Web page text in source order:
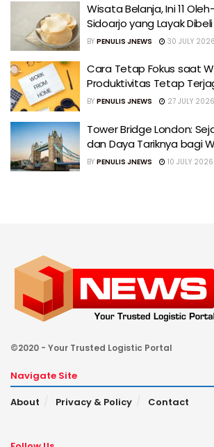
Wisata Belanja, Ini 11
Sidoarjo yang Layak Dibeli
BY PENULIS JNEWS 30 JULY 2026
Cara Tetap Fokus saat
Produktivitas Tetap
BY PENULIS JNEWS 27 JULY 2026
Tower Bridge London:
dan Daya Tariknya bagi
BY PENULIS JNEWS 10 JULY 2026
©2020 - Your Trusted Logistic Portal
Navigate Site
About
Privacy & Policy Contact